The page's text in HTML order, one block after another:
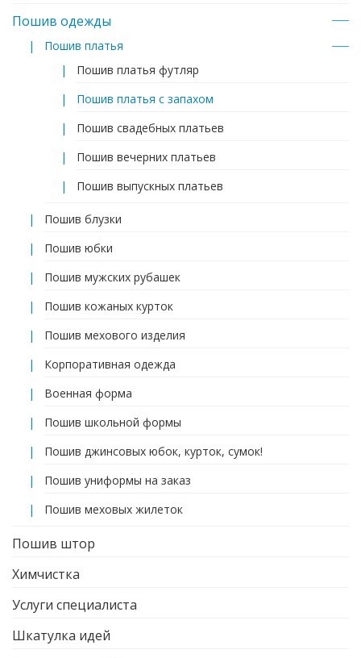
Пошив одежды
Пошив платья
Пошив платья футляр
Пошив платья с запахом
Пошив свадебных платьев
Пошив вечерних платьев
Пошив выпускных платьев
Пошив блузки
Пошив юбки
Пошив мужских рубашек
Пошив кожаных курток
Пошив мехового изделия
Корпоративная одежда
Военная форма
Пошив школьной формы
Пошив джинсовых юбок, курток, сумок!
Пошив униформы на заказ
Пошив меховых жилеток
Пошив штор
Химчистка
Услуги специалиста
Шкатулка идей